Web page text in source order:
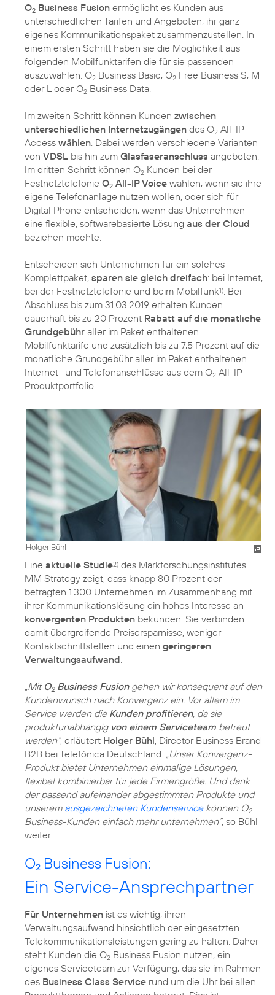
O2 Business Fusion ermöglicht es Kunden aus
unterschiedlichen Tarifen und Angeboten, ihr ganz
eigenes Kommunikationspaket zusammenzustellen. In
einem ersten Schritt haben sie die Möglichkeit aus
folgenden Mobilfunktarifen die für sie passenden
auszuwählen: O2 Business Basic, O2 Free Business S, M
oder L oder O2 Business Data.
Im zweiten Schritt können Kunden zwischen
unterschiedlichen Internetzugängen des O2 All-IP
Access wählen . Dabei werden verschiedene Varianten
von VDSL bis hin zum Glasfaseranschluss angeboten.
Im dritten Schritt können O2 Kunden bei der
Festnetztelefonie O2 All-IP Voice wählen, wenn sie ihre
eigene Telefonanlage nutzen wollen, oder sich für
Digital Phone entscheiden, wenn das Unternehmen
eine flexible, softwarebasierte Lösung aus der Cloud
beziehen möchte.
Entscheiden sich Unternehmen für ein solches
Komplettpaket, sparen sie gleich dreifach: bei Internet,
bei der Festnetztelefonie und beim Mobilfunk1) . Bei
Abschluss bis zum 31.03.2019 erhalten Kunden
dauerhaft bis zu 20 Prozent Rabatt auf die monatliche
Grundgebühr aller im Paket enthaltenen
Mobilfunktarife und zusätzlich bis zu 7,5 Prozent auf die
monatliche Grundgebühr aller im Paket enthaltenen
Internet- und Telefonanschlüsse aus dem O2 All-IP
Produktportfolio.
Holger Bühl
Eine aktuelle Studie2) des Markforschungsinstitutes
MM Strategy zeigt, dass knapp 80 Prozent der
befragten 1.300 Unternehmen im Zusammenhang mit
ihrer Kommunikationslösung ein hohes Interesse an
konvergenten Produkten bekunden. Sie verbinden
damit übergreifende Preisersparnisse, weniger
Kontaktschnittstellen und einen geringeren
Verwaltungsaufwand.
„Mit O2Business Fusiongehen wir konsequent auf den
Kundenwunsch nach Konvergenz ein. Vor allem im
Service werden die Kunden profitieren, da sie
produktunabhängig von einem Serviceteam betreut
werden“, erläutert Holger Bühl, Director Business Brand
B2B bei Telefónica Deutschland. „Unser Konvergenz-
Produkt bietet Unternehmen einmalige Lösungen,
flexibel kombinierbar für jede Firmengröße. Und dank
der passend aufeinander abgestimmten Produkte und
unserem ausgezeichneten Kundenservicekönnen O2
Business-Kunden einfach mehr unternehmen“, so Bühl
weiter.
O2 Business Fusion:
Ein Service-Ansprechpartner
Für Unternehmen ist es wichtig, ihren
Verwaltungsaufwand hinsichtlich der eingesetzten
Telekommunikationsleistungen gering zu halten. Daher
steht Kunden die O2 Business Fusion nutzen, ein
eigenes Serviceteam zur Verfügung, das sie im Rahmen
des Business Class Service rund um die Uhr bei allen